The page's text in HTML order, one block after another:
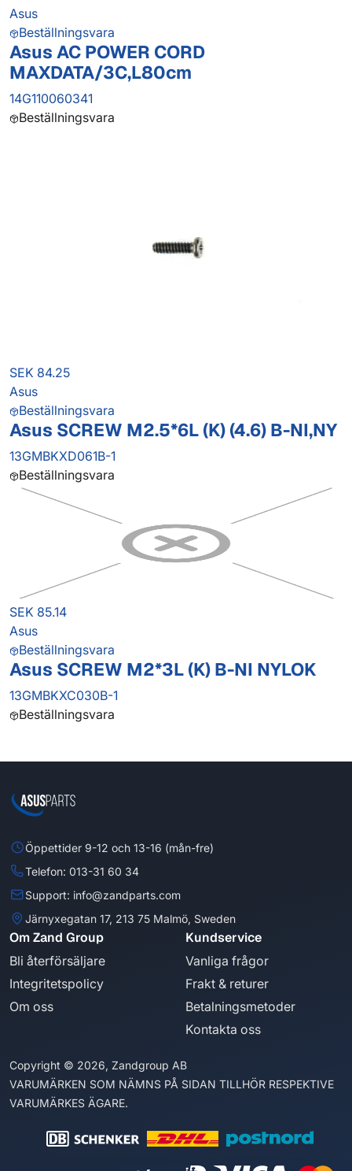
Asus
Beställningsvara
Asus AC POWER CORD
MAXDATA/3C,L80cm
14G110060341
Beställningsvara
SEK 84.25
Asus
Beställningsvara
Asus SCREW M2.5*6L (K) (4.6) B-NI,NY
13GMBKXD061B-1
Beställningsvara
SEK 85.14
Asus
Beställningsvara
Asus SCREW M2*3L (K) B-NI NYLOK
13GMBKXC030B-1
Beställningsvara
Öppettider 9-12 och 13-16 (mån-fre)
Telefon: 013-31 60 34
Support: info@zandparts.com
Järnyxegatan 17, 213 75 Malmö, Sweden
Om Zand Group
Bli återförsäljare
Integritetspolicy
Om oss
Kundservice
Vanliga frågor
Frakt & returer
Betalningsmetoder
Kontakta oss
Copyright © 2026, Zandgroup AB
VARUMÄRKEN SOM NÄMNS PÅ SIDAN TILLHÖR RESPEKTIVE
VARUMÄRKES ÄGARE.